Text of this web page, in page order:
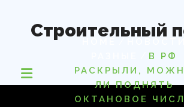
содержимому
Строительный
В РФ
РАСКРЫЛИ,
ЛИ ПОДНЯТЬ
ОКТАНОВОЕ